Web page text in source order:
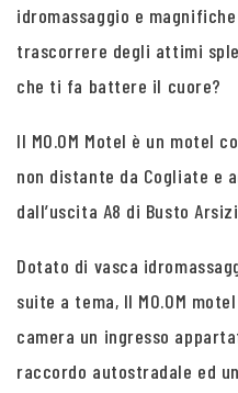
idromassaggio e
trascorrere degli attimi
che ti fa battere il cuore?
Il MO.OM Motel è un motel
non distante da Cogliate e
dall’uscita A8 di Busto
Dotato di vasca
suite a tema, Il MO.OM
camera un ingresso
raccordo autostradale ed